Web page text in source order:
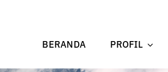
BERANDA PROFIL